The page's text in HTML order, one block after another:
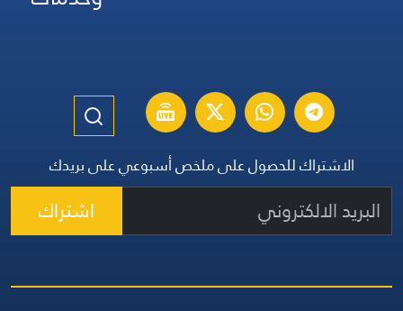
الاشتراك للحصول على ملخص أسبوعي على بريدك
اشتراك